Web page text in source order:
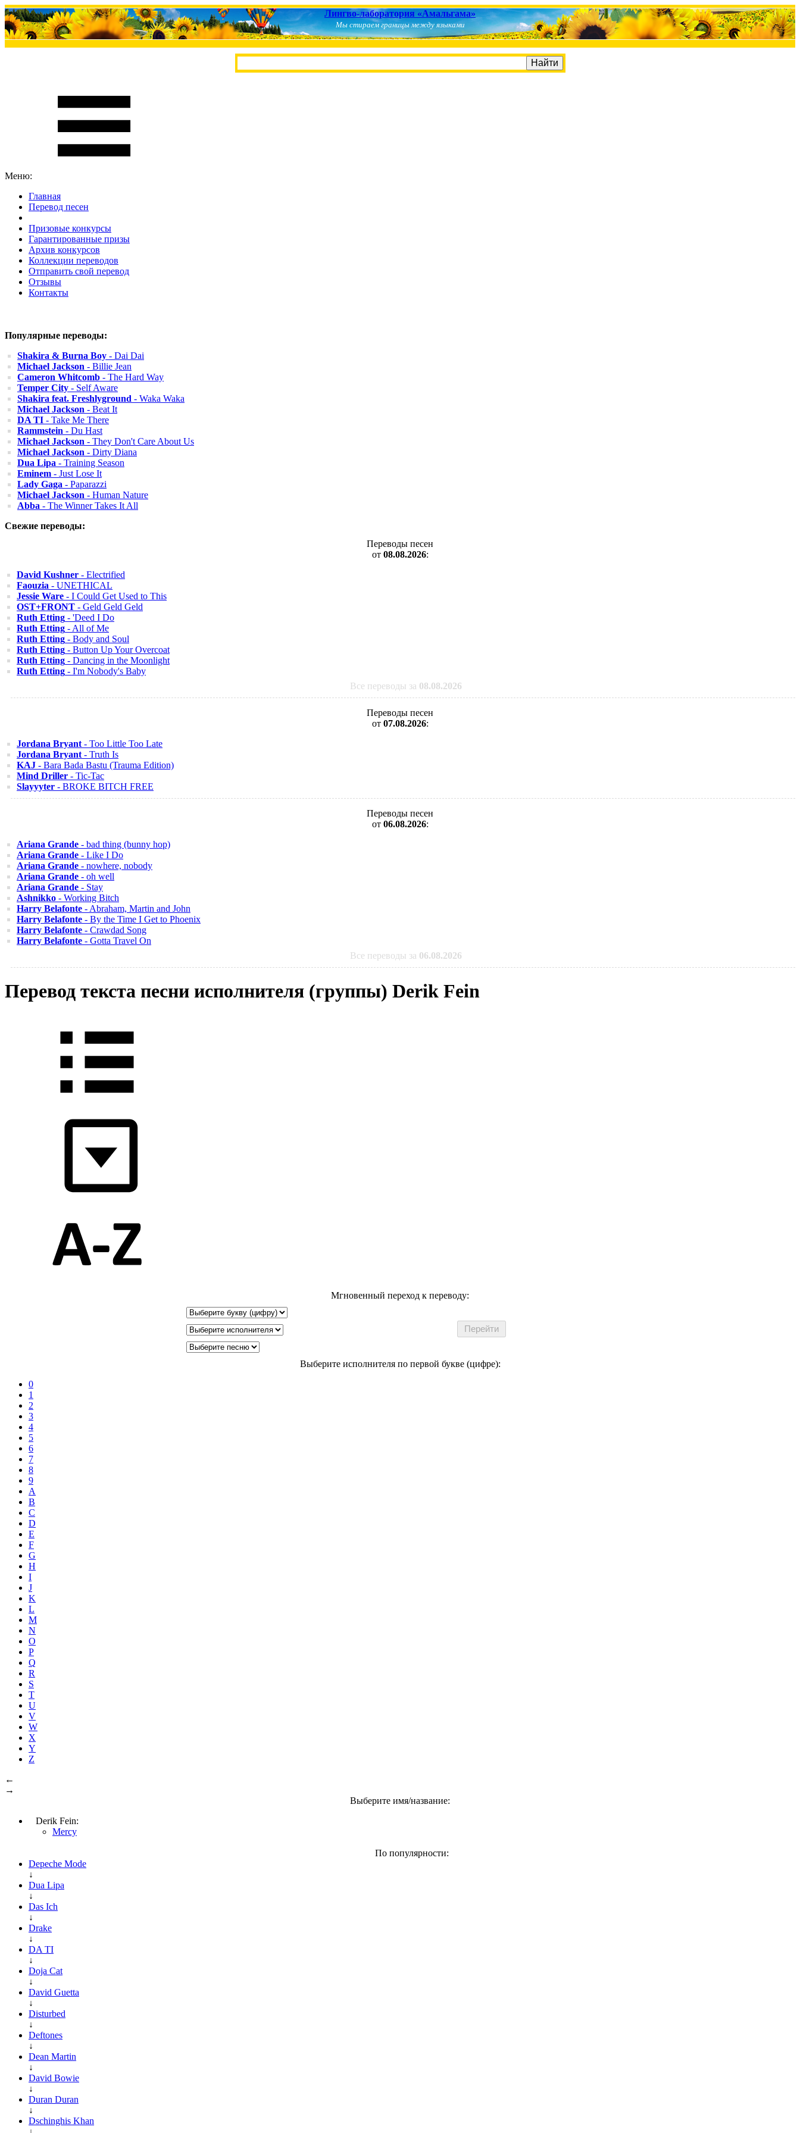
Лингво-лаборатория «Амальгама»
Мы стираем границы между языками
Меню:
Главная
Перевод песен
Призовые конкурсы
Гарантированные призы
Архив конкурсов
Коллекции переводов
Отправить свой перевод
Отзывы
Контакты
Популярные переводы:
Shakira & Burna Boy - Dai Dai
Michael Jackson - Billie Jean
Cameron Whitcomb - The Hard Way
Temper City - Self Aware
Shakira feat. Freshlyground - Waka Waka
Michael Jackson - Beat It
DA TI - Take Me There
Rammstein - Du Hast
Michael Jackson - They Don't Care About Us
Michael Jackson - Dirty Diana
Dua Lipa - Training Season
Eminem - Just Lose It
Lady Gaga - Paparazzi
Michael Jackson - Human Nature
Abba - The Winner Takes It All
Свежие переводы:
Переводы песен
от 08.08.2026:
David Kushner - Electrified
Faouzia - UNETHICAL
Jessie Ware - I Could Get Used to This
OST+FRONT - Geld Geld Geld
Ruth Etting - 'Deed I Do
Ruth Etting - All of Me
Ruth Etting - Body and Soul
Ruth Etting - Button Up Your Overcoat
Ruth Etting - Dancing in the Moonlight
Ruth Etting - I'm Nobody's Baby
Все переводы за 08.08.2026
Переводы песен
от 07.08.2026:
Jordana Bryant - Too Little Too Late
Jordana Bryant - Truth Is
KAJ - Bara Bada Bastu (Trauma Edition)
Mind Driller - Tic-Tac
Slayyyter - BROKE BITCH FREE
Переводы песен
от 06.08.2026:
Ariana Grande - bad thing (bunny hop)
Ariana Grande - Like I Do
Ariana Grande - nowhere, nobody
Ariana Grande - oh well
Ariana Grande - Stay
Ashnikko - Working Bitch
Harry Belafonte - Abraham, Martin and John
Harry Belafonte - By the Time I Get to Phoenix
Harry Belafonte - Crawdad Song
Harry Belafonte - Gotta Travel On
Все переводы за 06.08.2026
Перевод текста песни исполнителя (группы) Derik Fein
Мгновенный переход к переводу:
Выберите исполнителя по первой букве (цифре):
0
1
2
3
4
5
6
7
8
9
A
B
C
D
E
F
G
H
I
J
K
L
M
N
O
P
Q
R
S
T
U
V
W
X
Y
Z
←
→
Выберите имя/название:
Derik Fein:
Mercy
По популярности:
Depeche Mode
↓
Dua Lipa
↓
Das Ich
↓
Drake
↓
DA TI
↓
Doja Cat
↓
David Guetta
↓
Disturbed
↓
Deftones
↓
Dean Martin
↓
David Bowie
↓
Duran Duran
↓
Dschinghis Khan